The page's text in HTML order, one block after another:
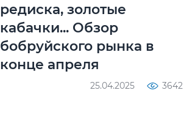
редиска, золотые
кабачки... Обзор
бобруйского рынка в
конце апреля
25.04.2025 3642